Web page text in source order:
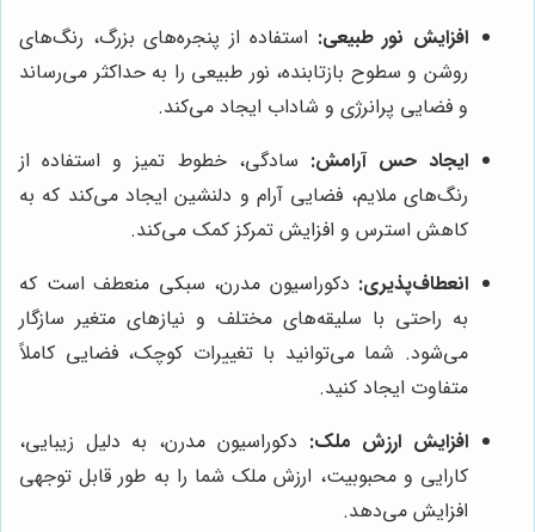
افزایش نور طبیعی: استفاده از پنجره‌های بزرگ، رنگ‌های
روشن و سطوح بازتابنده، نور طبیعی را به حداکثر می‌رساند
و فضایی پرانرژی و شاداب ایجاد می‌کند.
ایجاد حس آرامش: سادگی، خطوط تمیز و استفاده از
رنگ‌های ملایم، فضایی آرام و دلنشین ایجاد می‌کند که به
کاهش استرس و افزایش تمرکز کمک می‌کند.
انعطاف‌پذیری: دکوراسیون مدرن، سبکی منعطف است که
به راحتی با سلیقه‌های مختلف و نیازهای متغیر سازگار
می‌شود. شما می‌توانید با تغییرات کوچک، فضایی کاملاً
متفاوت ایجاد کنید.
افزایش ارزش ملک: دکوراسیون مدرن، به دلیل زیبایی،
کارایی و محبوبیت، ارزش ملک شما را به طور قابل توجهی
افزایش می‌دهد.